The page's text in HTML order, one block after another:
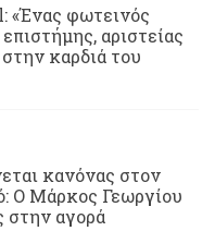
«Ένας φωτεινός
αριστείας
καρδιά του
κανόνας στον
Ο Μάρκος Γεωργίου
στην αγορά